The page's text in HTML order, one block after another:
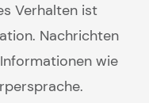
Verhalten ist
Nachrichten
wie